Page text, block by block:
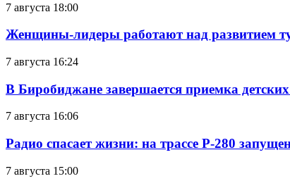
7 августа 18:00
Женщины-лидеры работают над развитием
7 августа 16:24
В Биробиджане завершается приемка
7 августа 16:06
Радио спасает жизни: на трассе Р-280
7 августа 15:00